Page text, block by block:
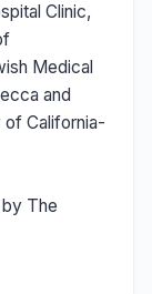
Clinic,
Medical
and
of California-
The